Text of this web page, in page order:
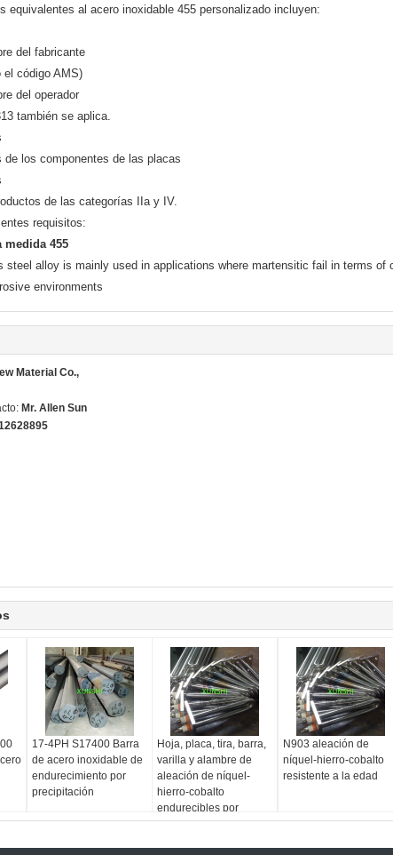
equivalentes al acero inoxidable 455 personalizado incluyen:
del fabricante
el código AMS)
del operador
también se aplica.
de los componentes de las placas
de las categorías IIa y IV.
requisitos:
medida 455
steel alloy is mainly used in applications where martensitic fail in terms
environments
Material Co.,
Mr. Allen Sun
17-4PH S17400 Barra
de acero inoxidable de
endurecimiento por
precipitación
Hoja, placa, tira, barra,
varilla y alambre de
aleación de níquel-
hierro-cobalto
endurecibles por
envejecimiento Incoloy
N903 aleación de
níquel-hierro-cobalto
resistente a la edad